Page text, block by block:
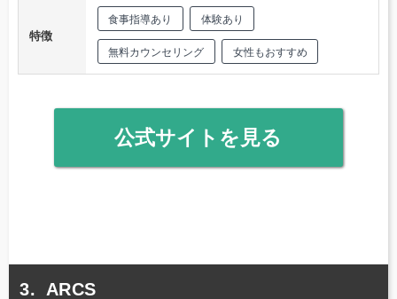
特徴
食事指導あり 体験あり
無料カウンセリング 女性もおすすめ
公式サイトを見る
ARCS